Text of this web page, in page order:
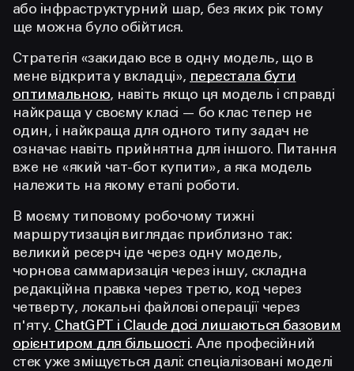
або інфраструктурний шар, без яких рік тому
ще можна було обійтися.
Стратегія «закидаю все в одну модель, що в
мене відкрита у вкладці», перестала бути
оптимальною, навіть якщо ця модель і справді
найкраща у своєму класі — бо клас тепер не
один, і найкраща для одного типу задач не
означає навіть прийнятна для іншого. Питання
вже не «який чат-бот купити», а яка модель
належить на якому етапі роботи.
В моєму типовому робочому тижні
маршрутизація виглядає приблизно так:
великий ресерч іде через одну модель,
чорнова саммаризація через іншу, складна
редакційна правка через третю, код через
четверту, локальні файлові операції через
п'яту. ChatGPT і Claude досі лишаються базовим
орієнтиром для більшості. Але професійний
стек уже зміщується далі: спеціалізовані моделі